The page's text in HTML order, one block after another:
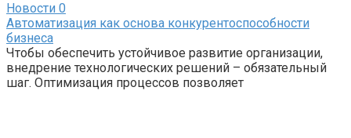
Новости 0
Автоматизация как основа конкурентоспособности
бизнеса
Чтобы обеспечить устойчивое развитие организации,
внедрение технологических решений – обязательный
шаг. Оптимизация процессов позволяет